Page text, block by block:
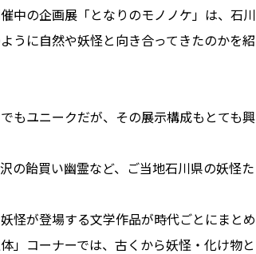
中の企画展「となりのモノノケ」は、石川
うに自然や妖怪と向き合ってきたのかを紹
もユニークだが、その展示構成もとても興
の飴買い幽霊など、ご当地石川県の妖怪た
怪が登場する文学作品が時代ごとにまとめ
」コーナーでは、古くから妖怪・化け物と